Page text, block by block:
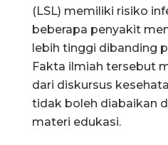
(LSL) memiliki risiko
beberapa penyakit
lebih tinggi dibanding
Fakta ilmiah tersebut
dari diskursus
tidak boleh diabaikan
materi edukasi.